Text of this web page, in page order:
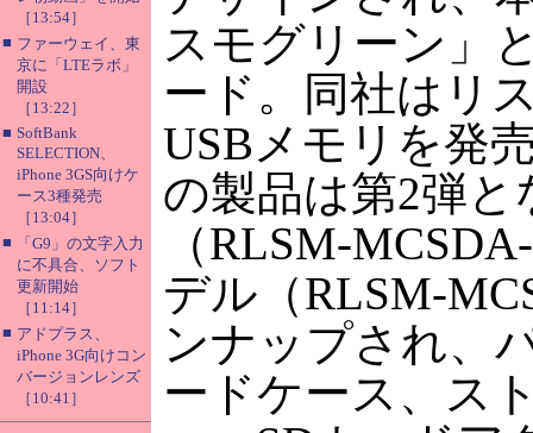
［13:54］
■ ファーウェイ、東
京に「LTEラボ」
開設
［13:22］
■ SoftBank
SELECTION、
iPhone 3GS向けケ
ース3種発売
［13:04］
■
「G9」の文字入力
に不具合、ソフト
更新開始
［11:14］
■ アドプラス、
iPhone 3G向けコン
バージョンレンズ
［10:41］
スモグリーン」
ード。同社はリ
USBメモリを発
の製品は第2弾
（RLSM-
デル（RLSM-
ンナップされ、
ードケース、ス